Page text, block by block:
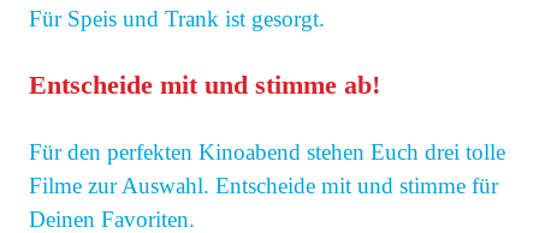
Für Speis und Trank ist gesorgt.
Entscheide mit und stimme ab!
Für den perfekten Kinoabend stehen Euch drei tolle
Filme zur Auswahl. Entscheide mit und stimme für
Deinen Favoriten.